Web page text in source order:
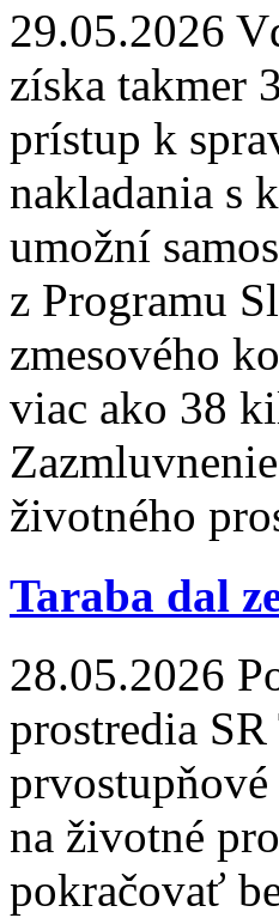
29.05.2026
získa takmer
prístup k
nakladania s
umožní
z Programu
zmesového
viac ako 38
životného
Taraba dal
28.05.2026
prostredia
na životné
pokračovať